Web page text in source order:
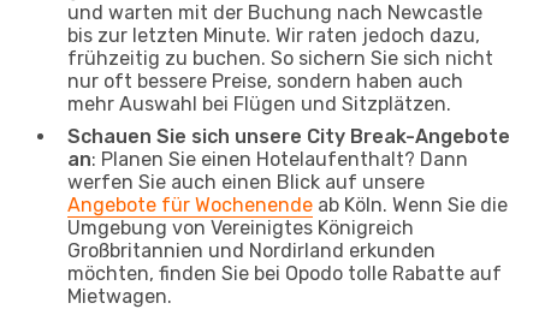
und warten mit der Buchung nach Newcastle
bis zur letzten Minute. Wir raten jedoch dazu,
frühzeitig zu buchen. So sichern Sie sich nicht
nur oft bessere Preise, sondern haben auch
mehr Auswahl bei Flügen und Sitzplätzen.
Schauen Sie sich unsere City Break-Angebote
an: Planen Sie einen Hotelaufenthalt? Dann
werfen Sie auch einen Blick auf unsere
Angebote für Wochenende ab Köln. Wenn Sie die
Umgebung von Vereinigtes Königreich
Großbritannien und Nordirland erkunden
möchten, finden Sie bei Opodo tolle Rabatte auf
Mietwagen.